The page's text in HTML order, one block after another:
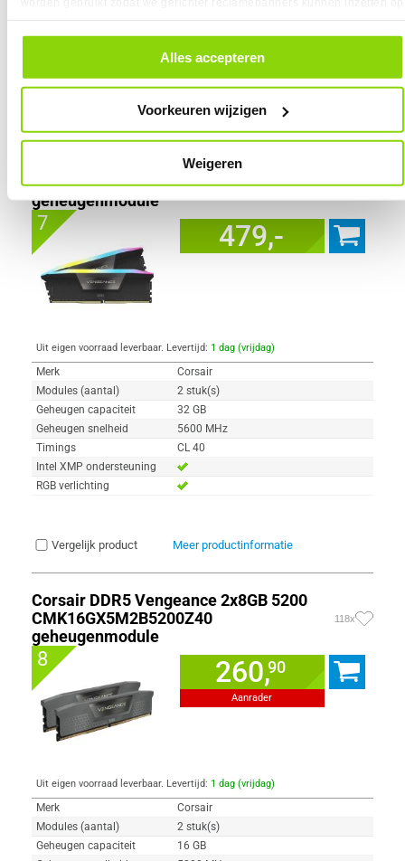
alle cookies. Je kunt je gegeven toestemming altijd intrekken, dit doe je
door in de footer van onze website te klikken op ‘Cookievoorkeuren’
Alles accepteren
Voorkeuren wijzigen
Weigeren
Meer productinformatie
Corsair DDR5 Vengeance RGB 2x16GB
5600 CMH32GX5M2B5600C40K
geheugenmodule
92x
7 479,-
Uit eigen voorraad leverbaar. Levertijd: 1 dag (vrijdag)
Merk
Corsair
Modules (aantal)
2 stuk(s)
Geheugen capaciteit
32 GB
Geheugen snelheid
5600 MHz
Timings
CL 40
Intel XMP ondersteuning
RGB verlichting
Vergelijk product Meer productinformatie
Corsair DDR5 Vengeance 2x8GB 5200
CMK16GX5M2B5200Z40
geheugenmodule
118x
8 260,90
Aanrader
Uit eigen voorraad leverbaar. Levertijd: 1 dag (vrijdag)
Merk
Corsair
Modules (aantal)
2 stuk(s)
Geheugen capaciteit
16 GB